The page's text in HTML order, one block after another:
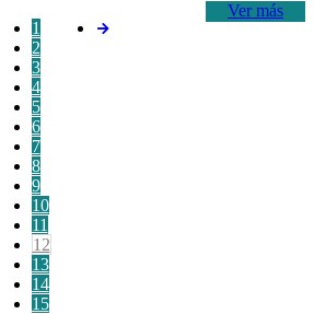
Ver más
1
2
3
4
5
6
7
8
9
10
11
12
13
14
15